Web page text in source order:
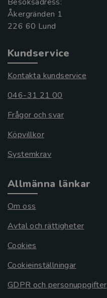
Åkergränden 1
Kundservice
Kontakta kundservice
046-31 21 00
Frågor och svar
Köpvillkor
Systemkrav
Allmänna länkar
Om oss
Avtal och rättigheter
Cookies
Cookieinställningar
GDPR och personuppgifter